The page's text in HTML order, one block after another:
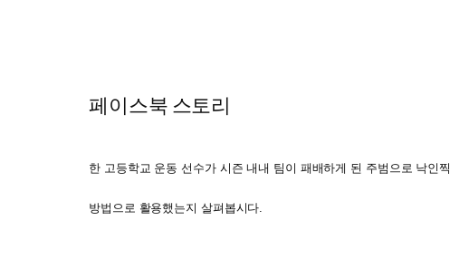
페이스북 스토리
한 고등학교 운동 선수가 시즌 내내 팀이 패배하게 된 주범으로 낙인찍
방법으로 활용했는지 살펴봅시다.